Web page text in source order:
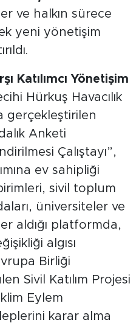
ve halkın sürece
yeni yönetişim
Katılımcı Yönetişim
Hürkuş Havacılık
gerçekleştirilen
Anketi
Çalıştayı”,
ev sahipliği
sivil toplum
üniversiteler ve
aldığı platformda,
algısı
Birliği
Sivil Katılım Projesi
Eylem
karar alma